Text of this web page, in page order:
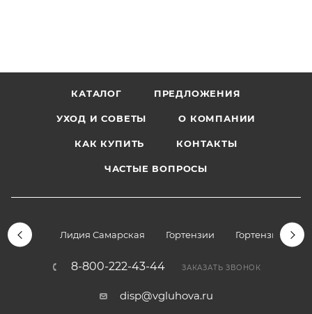
КАТАЛОГ ПРЕДЛОЖЕНИЯ
УХОД И СОВЕТЫ О КОМПАНИИ
КАК КУПИТЬ КОНТАКТЫ
ЧАСТЫЕ ВОПРОСЫ
Лидия Самарская Гортензии Гортензии
8-800-222-43-44 ЗАКАЗАТЬ ЗВОНОК
disp@vgluhova.ru